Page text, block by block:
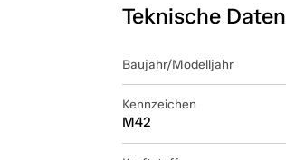
Teknische Daten
Baujahr/Modelljahr
Kennzeichen
M42